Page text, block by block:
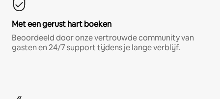
Met een gerust hart boeken
Beoordeeld door onze vertrouwde community van
gasten en 24/7 support tijdens je lange verblijf.